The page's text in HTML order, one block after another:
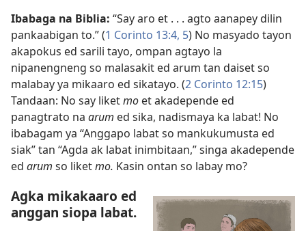
Ibabaga na Biblia: “Say aro et . . . agto aanapey dilin
pankaabigan to.” (1 Corinto 13:4, 5) No masyado tayon
akapokus ed sarili tayo, ompan agtayo la
nipanengneng so malasakit ed arum tan daiset so
malabay ya mikaaro ed sikatayo. (2 Corinto 12:15)
Tandaan: No say liketmo et akadepende ed
panagtrato na arum ed sika, nadismaya ka labat! No
ibabagam ya “Anggapo labat so mankukumusta ed
siak” tan “Agda ak labat inimbitaan,” singa akadepende
ed arum so liketmo. Kasin ontan so labay mo?
Agka mikakaaro ed
anggan siopa labat.